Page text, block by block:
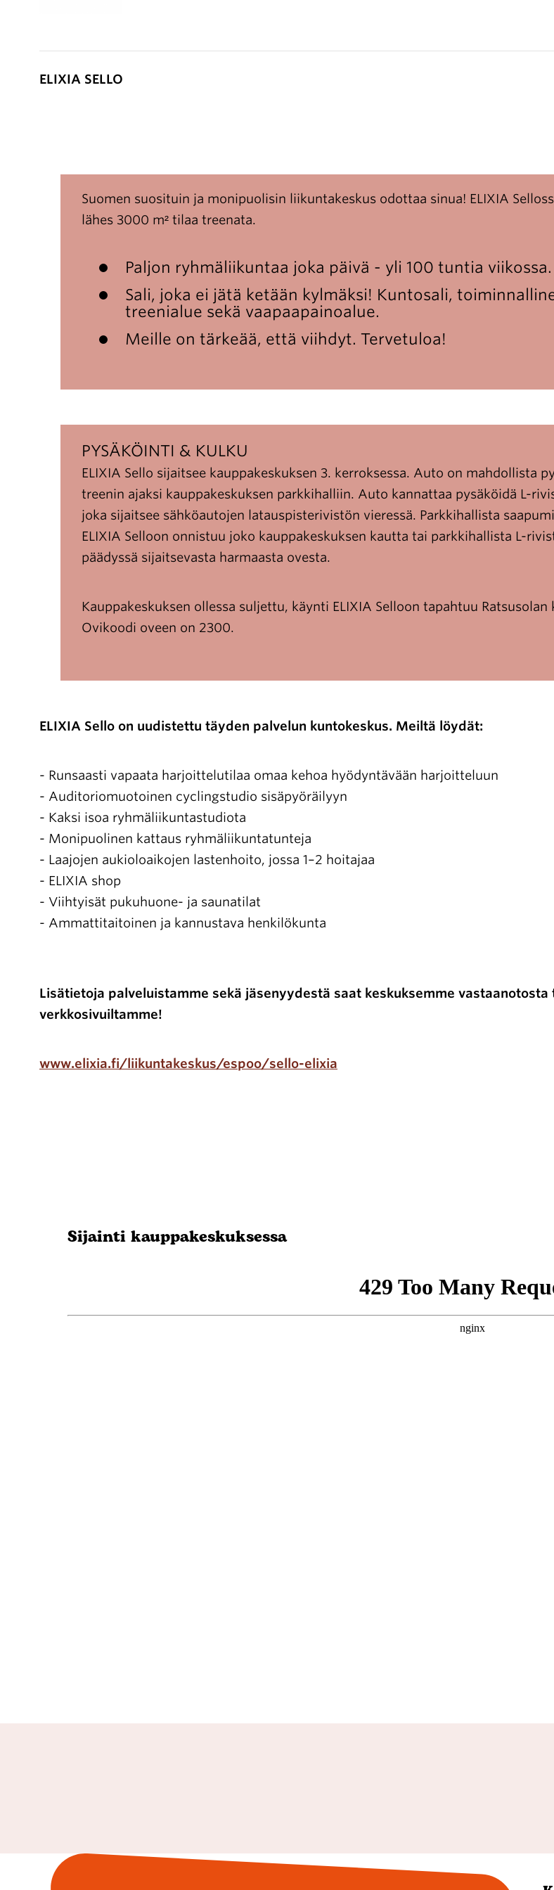
ELIXIA SELLO
Suomen suosituin ja monipuolisin liikuntakeskus odottaa sinua! ELIXIA
lähes 3000 m² tilaa treenata.
Paljon ryhmäliikuntaa joka päivä - yli 100 tuntia viikossa.
Sali, joka ei jätä ketään kylmäksi! Kuntosali,
treenialue sekä vaapaapainoalue.
Meille on tärkeää, että viihdyt. Tervetuloa!
PYSÄKÖINTI & KULKU
ELIXIA Sello sijaitsee kauppakeskuksen 3. kerroksessa. Auto on mahdollista
treenin ajaksi kauppakeskuksen parkkihalliin. Auto kannattaa pysäköidä L-
joka sijaitsee sähköautojen latauspisterivistön vieressä. Parkkihallista
ELIXIA Selloon onnistuu joko kauppakeskuksen kautta tai parkkihallista L-
päädyssä sijaitsevasta harmaasta ovesta.
Kauppakeskuksen ollessa suljettu, käynti ELIXIA Selloon tapahtuu Ratsusolan
Ovikoodi oveen on 2300.
ELIXIA Sello on uudistettu täyden palvelun kuntokeskus. Meiltä löydät:
- Runsaasti vapaata harjoittelutilaa omaa kehoa hyödyntävään harjoitteluun
- Auditoriomuotoinen cyclingstudio sisäpyöräilyyn
- Kaksi isoa ryhmäliikuntastudiota
- Monipuolinen kattaus ryhmäliikuntatunteja
- Laajojen aukioloaikojen lastenhoito, jossa 1–2 hoitajaa
- ELIXIA shop
- Viihtyisät pukuhuone- ja saunatilat
- Ammattitaitoinen ja kannustava henkilökunta
Lisätietoja palveluistamme sekä jäsenyydestä saat keskuksemme vastaanotosta
verkkosivuiltamme!
www.elixia.fi/liikuntakeskus/espoo/sello-elixia
Sijainti kauppakeskuksessa